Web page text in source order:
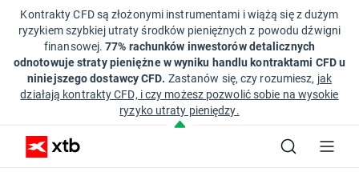
Kontrakty CFD są złożonymi instrumentami i wiążą się z dużym
ryzykiem szybkiej utraty środków pieniężnych z powodu dźwigni
finansowej.77% rachunków inwestorów detalicznych
odnotowuje straty pieniężne w wyniku handlu kontraktami CFD u
niniejszego dostawcy CFD. Zastanów się, czy rozumiesz, jak
działają kontrakty CFD, i czy możesz pozwolić sobie na wysokie
ryzyko utraty pieniędzy.